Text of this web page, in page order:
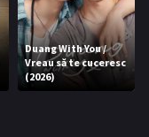
Duang With You /
Vreau să te cuceresc
(2026)